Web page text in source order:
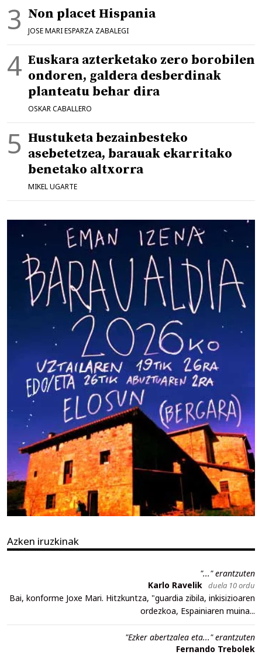
Non placet Hispania
JOSE MARI ESPARZA ZABALEGI
Euskara azterketako zero borobilen
ondoren, galdera desberdinak
planteatu behar dira
OSKAR CABALLERO
Hustuketa bezainbesteko
asebetetzea, barauak ekarritako
benetako altxorra
MIKEL UGARTE
Azken iruzkinak
"..." erantzuten
Karlo Ravelik duela 10 ordu
Bai, konforme Joxe Mari. Hitzkuntza, "guardia zibila, inkisizioaren
ordezkoa, Espainiaren muina...
"Ezker abertzalea eta..." erantzuten
Fernando Trebolek